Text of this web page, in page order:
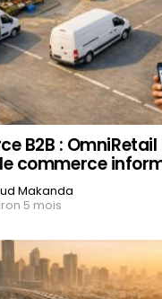
B2B :
commerce
Makanda
5 mois